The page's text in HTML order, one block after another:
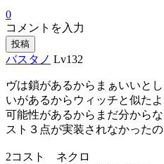
0
コメントを入力
投稿
バスタノ Lv132
ヴは鎖があるからまぁいいと
いがあるからウィッチと似た
可能性があるからまだ分から
スト３点が実装されなかったの
2コスト ネクロ